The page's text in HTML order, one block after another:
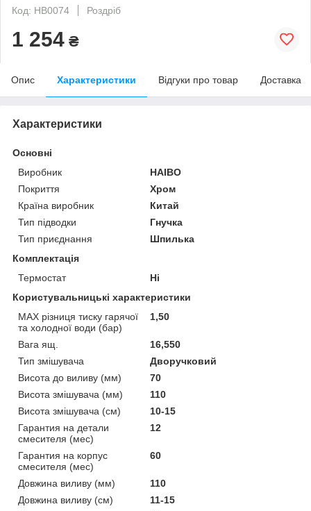
Код: HB0074
Роздріб
1 254 ₴
Опис Характеристики Відгуки про товар Доставка
Характеристики
Основні
Виробник
HAIBO
Покриття
Хром
Країна виробник
Китай
Тип підводки
Гнучка
Тип приєднання
Шпилька
Комплектація
Термостат
Ні
Користувальницькі характеристики
MAX різниця тиску гарячої
та холодної води (бар)
1,50
Вага ящ.
16,550
Тип змішувача
Дворучковий
Висота до виливу (мм)
70
Висота змішувача (мм)
110
Висота змішувача (см)
10-15
Гарантия на детали
смесителя (мес)
12
Гарантия на корпус
смесителя (мес)
60
Довжина виливу (мм)
110
Довжина виливу (см)
11-15